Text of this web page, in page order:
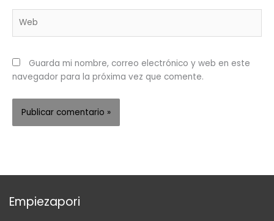
Guarda mi nombre, correo electrónico y web en este
navegador para la próxima vez que comente.
Empiezapori